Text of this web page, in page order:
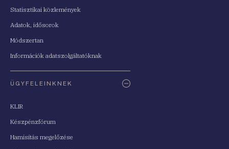
Statisztikai közlemények
Adatok, idősorok
Módszertan
Információk adatszolgáltatóknak
ÜGYFELEINKNEK
KLIR
Készpénzfórum
Hamisítás megelőzése